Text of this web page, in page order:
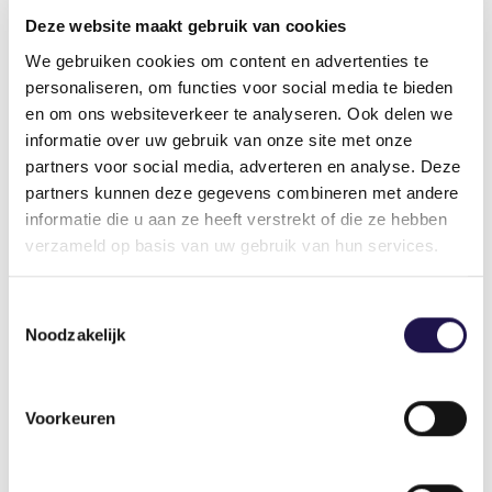
Deze website maakt gebruik van cookies
We gebruiken cookies om content en advertenties te
personaliseren, om functies voor social media te bieden
en om ons websiteverkeer te analyseren. Ook delen we
informatie over uw gebruik van onze site met onze
partners voor social media, adverteren en analyse. Deze
partners kunnen deze gegevens combineren met andere
informatie die u aan ze heeft verstrekt of die ze hebben
verzameld op basis van uw gebruik van hun services.
Noodzakelijk
Voorkeuren
Auteur
Deel dit artikel
Gerelateerde artikelen